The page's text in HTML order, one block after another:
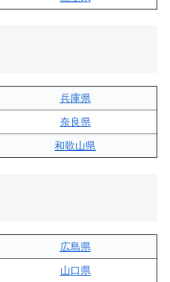
兵庫県
奈良県
和歌山県
広島県
山口県